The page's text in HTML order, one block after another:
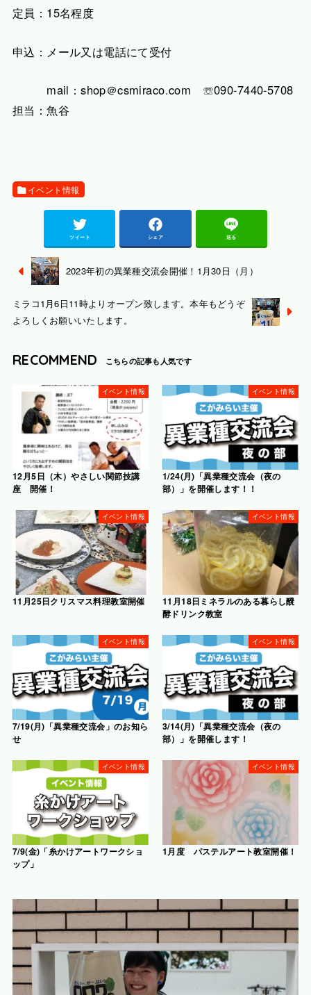
定員：15名程度
申込：メール又は電話にて受付
mail：shop＠csmiraco.com ☏090-7440-5708
担当：魚谷
イベント情報
ツイート シェア 送る
2023年初の異業種交流会開催！1月30日（月）
ミラコ1月6日11時よりオープン致します。本年もどうぞ
よろしくお願いいたします。
RECOMMEND
イベント情報
12月5日（木）やさしい関節技講
座 開催！
イベント情報
1/24(月)「異業種交流会（夜の
部）」を開催します！！
イベント情報
11月25日クリスマス料理教室開催
イベント情報
11月18日ミネラルのある暮らし醗
酵ドリンク教室
イベント情報
7/19(月)「異業種交流会」のお知ら
せ
イベント情報
3/14(月)「異業種交流会（夜の
部）」を開催します！
イベント情報
7/9(金)「糸かけアートワークショ
ップ」
イベント情報
1月度 パステルアート教室開催！